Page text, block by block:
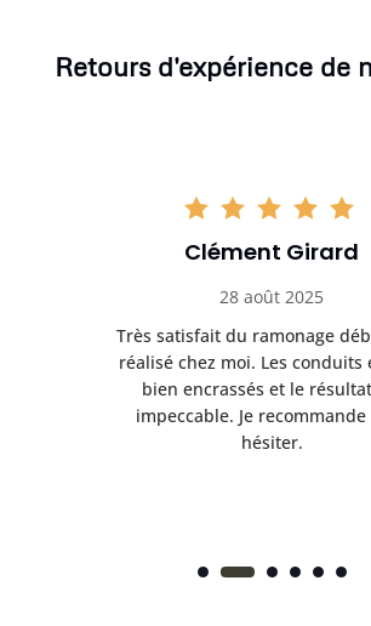
Retours d'expérience de
Clément Girard
28 août 2025
Très satisfait du ramonage
réalisé chez moi. Les conduits
bien encrassés et le
impeccable. Je recommande
hésiter.